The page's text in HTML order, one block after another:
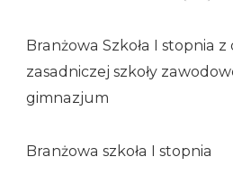
Branżowa Szkoła I stopnia z
zasadniczej szkoły
gimnazjum
Branżowa szkoła I stopnia